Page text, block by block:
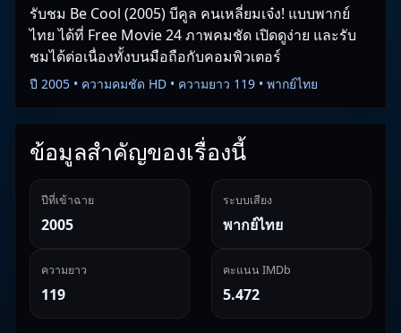
รับชม Be Cool (2005) บีคูล คนเหลี่ยมเจ๋ง! แบบพากย์
ไทย ได้ที่ Free Movie 24 ภาพคมชัด เปิดดูง่าย และรับ
ชมได้ต่อเนื่องทั้งบนมือถือกับคอมพิวเตอร์
ปี 2005 • ความคมชัด HD • ความยาว 119 • พากย์ไทย
ข้อมูลสำคัญของเรื่องนี้
ปีที่เข้าฉาย
2005
ระบบเสียง
พากย์ไทย
ความยาว
119
คะแนน IMDb
5.472